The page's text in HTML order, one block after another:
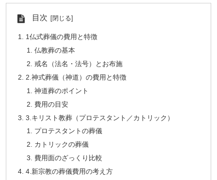
目次
1仏式葬儀の費用と特徴
仏教葬の基本
戒名（法名・法号）とお布施
2.神式葬儀（神道）の費用と特徴
神道葬のポイント
費用の目安
3.キリスト教葬（プロテスタント／カトリック）
プロテスタントの葬儀
カトリックの葬儀
費用面のざっくり比較
4.新宗教の葬儀費用の考え方